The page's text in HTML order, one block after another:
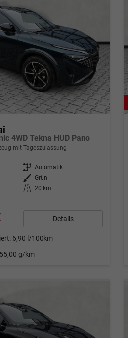
4WD Tekna HUD Pano
mit Tageszulassung
Getriebe Automatik
Außenfarbe
Grün
Kilometerstand 20 km
Details
6,90 l/100km
g/km